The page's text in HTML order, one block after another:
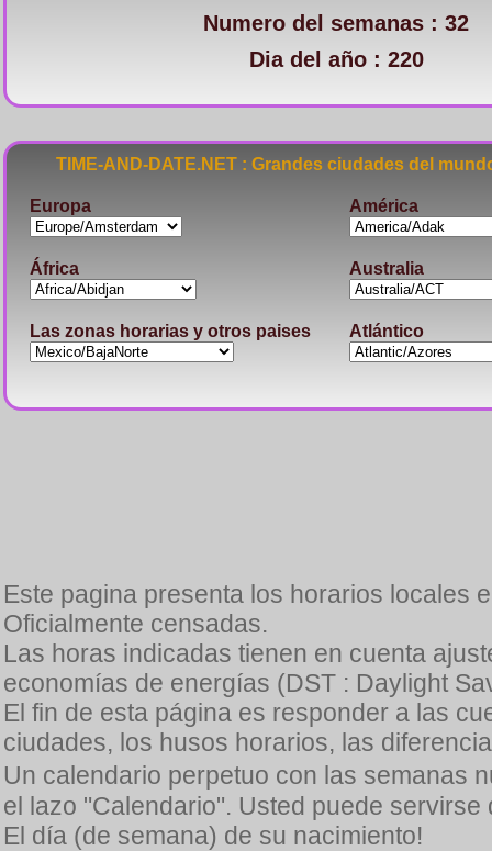
Numero del semanas : 32
Dia del año : 220
TIME-AND-DATE.NET : Grandes ciudades del
Europa América
África Australia
Las zonas horarias y otros paises Atlántico
Este pagina presenta los horarios locales
Oficialmente censadas.
Las horas indicadas tienen en cuenta
economías de energías (DST : Daylight
El fin de esta página es responder a las
ciudades, los husos horarios, las
Un calendario perpetuo con las semanas
el lazo "Calendario". Usted puede
El día (de semana) de su nacimiento!